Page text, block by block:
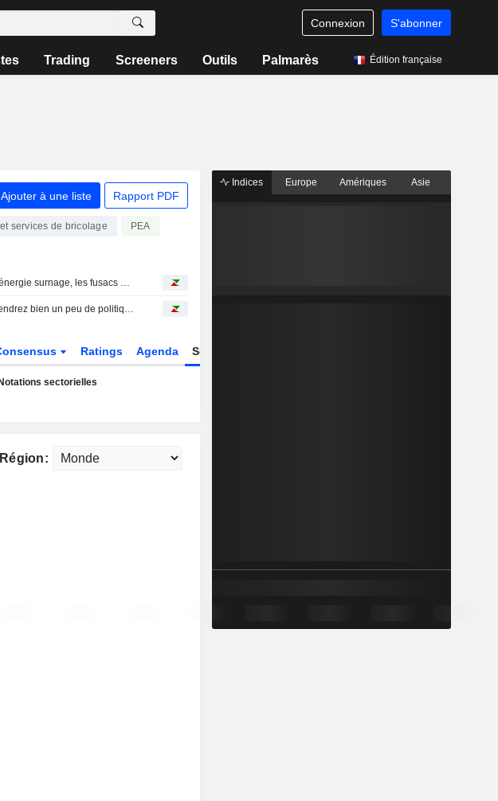
Connexion S'abonner
Trading Screeners Outils Palmarès Édition française
Ajouter à une liste Rapport PDF
services de bricolage PEA
Bourse : l'énergie surnage, les fusacs se réveillent (un peu)
Vous reprendrez bien un peu de politique monétaire ?
Ratings Agenda Secteur
Notations sectorielles
Région:
Indices Europe Amériques Asie